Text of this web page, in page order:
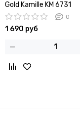
Gold Kamille KM 6731
0
1 690 руб